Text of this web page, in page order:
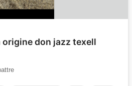
origine don jazz texell